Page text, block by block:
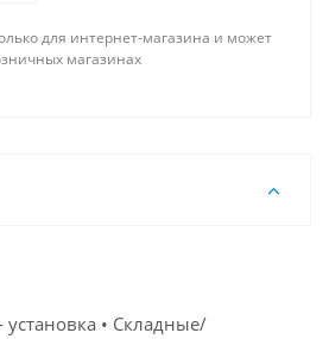
для интернет-магазина и может
магазинах
• Складные/